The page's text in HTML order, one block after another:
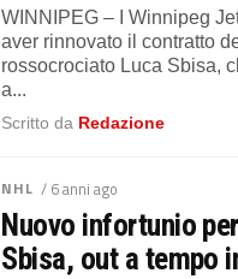
WINNIPEG – I Winnipeg
aver rinnovato il contratto
rossocrociato Luca Sbisa,
a...
Scritto da Redazione
NHL / 6 anni ago
Nuovo infortunio
Sbisa, out a tempo